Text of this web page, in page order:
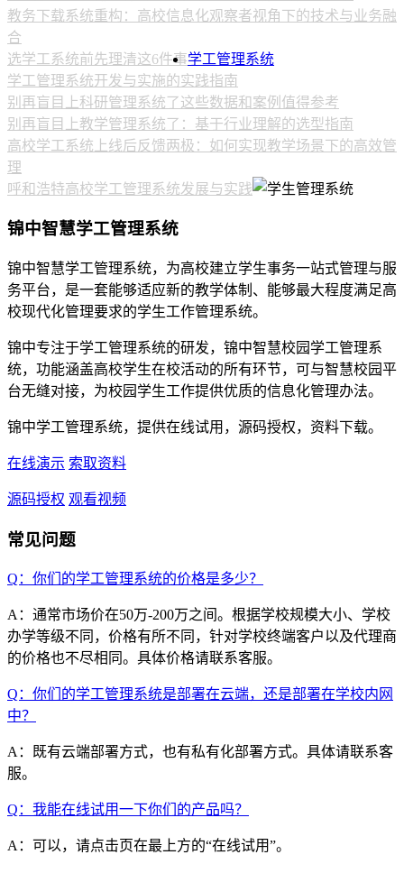
教务下载系统重构：高校信息化观察者视角下的技术与业务融
合
选学工系统前先理清这6件事
学工管理系统开发与实施的实践指南
别再盲目上科研管理系统了这些数据和案例值得参考
别再盲目上教学管理系统了：基于行业理解的选型指南
高校学工系统上线后反馈两极：如何实现教学场景下的高效管
理
呼和浩特高校学工管理系统发展与实践
学工管理系统
锦中智慧学工管理系统
锦中智慧学工管理系统，为高校建立学生事务一站式管理与服
务平台，是一套能够适应新的教学体制、能够最大程度满足高
校现代化管理要求的学生工作管理系统。
锦中专注于学工管理系统的研发，锦中智慧校园学工管理系
统，功能涵盖高校学生在校活动的所有环节，可与智慧校园平
台无缝对接，为校园学生工作提供优质的信息化管理办法。
锦中学工管理系统，提供在线试用，源码授权，资料下载。
在线演示 索取资料
源码授权 观看视频
常见问题
Q：你们的学工管理系统的价格是多少？
A：通常市场价在50万-200万之间。根据学校规模大小、学校
办学等级不同，价格有所不同，针对学校终端客户以及代理商
的价格也不尽相同。具体价格请联系客服。
Q：你们的学工管理系统是部署在云端，还是部署在学校内网
中？
A：既有云端部署方式，也有私有化部署方式。具体请联系客
服。
Q：我能在线试用一下你们的产品吗？
A：可以，请点击页在最上方的“在线试用”。